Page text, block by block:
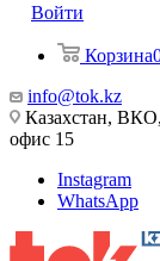
Войти
Корзина
info@tok.kz
Казахстан, ВКО,
офис 15
Instagram
WhatsApp